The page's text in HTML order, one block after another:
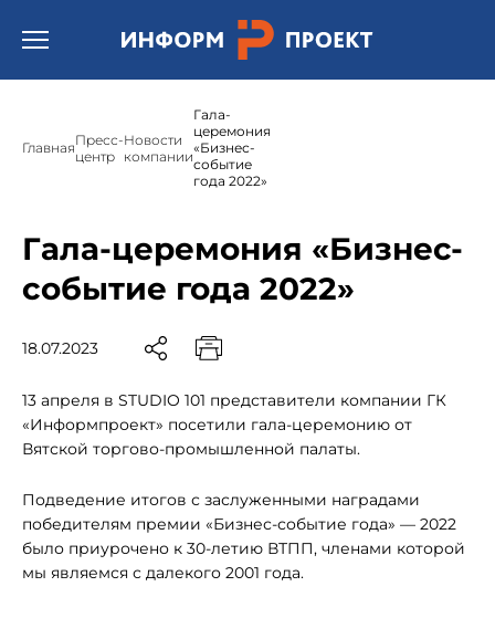
Открыть бургер меню.
ГлавнаяПресс-
центр
Новости
компании
Гала-
церемония
«Бизнес-
событие
года 2022»
Гала-церемония «Бизнес-
событие года 2022»
18.07.2023
13 апреля в STUDIO 101 представители компании ГК
«Информпроект» посетили гала-церемонию от
Вятской торгово-промышленной палаты.
Подведение итогов с заслуженными наградами
победителям премии «Бизнес-событие года» — 2022
было приурочено к 30-летию ВТПП, членами которой
мы являемся с далекого 2001 года.